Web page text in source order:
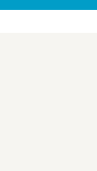
Personen